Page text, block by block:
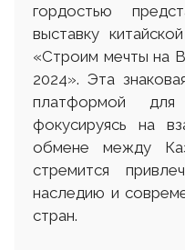
гордостью
выставку
«Строим мечты на
2024». Эта
платформой для
фокусируясь на
обмене между
стремится
наследию и
стран.